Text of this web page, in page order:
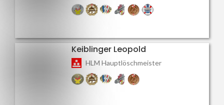
Keiblinger Leopold
HLM Hauptlöschmeister